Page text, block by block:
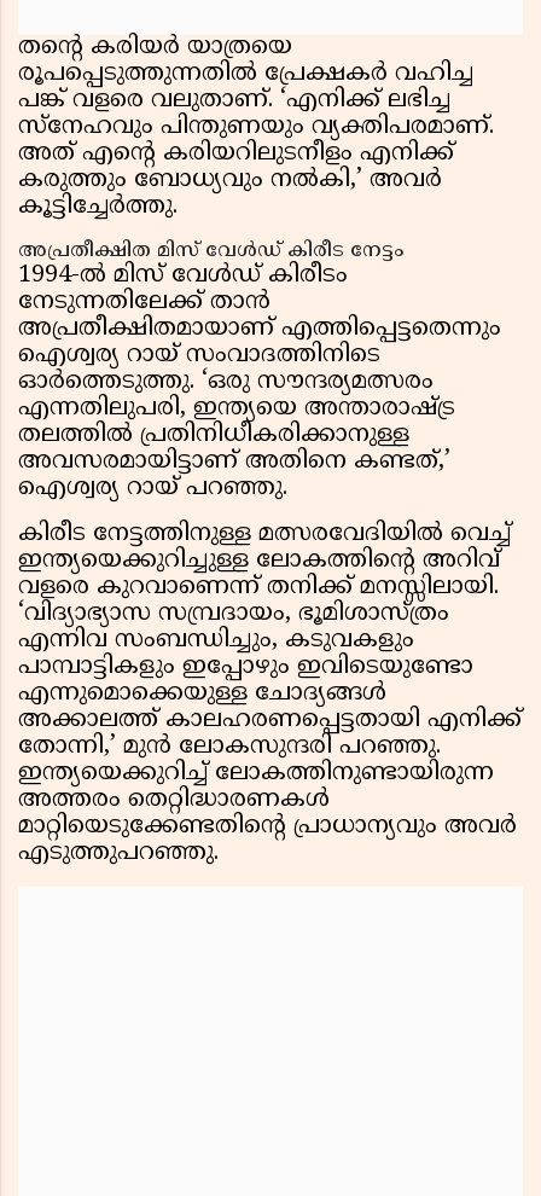
തൻ്റെ കരിയർ യാത്രയെ
രൂപപ്പെടുത്തുന്നതിൽ പ്രേക്ഷകർ വഹിച്ച
പങ്ക് വളരെ വലുതാണ്. ‘എനിക്ക് ലഭിച്ച
സ്നേഹവും പിന്തുണയും വ്യക്തിപരമാണ്.
അത് എൻ്റെ കരിയറിലുടനീളം എനിക്ക്
കരുത്തും ബോധ്യവും നൽകി,’ അവർ
കൂട്ടിച്ചേർത്തു.
അപ്രതീക്ഷിത മിസ് വേൾഡ് കിരീട നേട്ടം
1994-ൽ മിസ് വേൾഡ് കിരീടം
നേടുന്നതിലേക്ക് താൻ
അപ്രതീക്ഷിതമായാണ് എത്തിപ്പെട്ടതെന്നും
ഐശ്വര്യ റായ് സംവാദത്തിനിടെ
ഓർത്തെടുത്തു. ‘ഒരു സൗന്ദര്യമത്സരം
എന്നതിലുപരി, ഇന്ത്യയെ അന്താരാഷ്ട്ര
തലത്തിൽ പ്രതിനിധീകരിക്കാനുള്ള
അവസരമായിട്ടാണ് അതിനെ കണ്ടത്,’
ഐശ്വര്യ റായ് പറഞ്ഞു.
കിരീട നേട്ടത്തിനുള്ള മത്സരവേദിയിൽ വെച്ച്
ഇന്ത്യയെക്കുറിച്ചുള്ള ലോകത്തിൻ്റെ അറിവ്
വളരെ കുറവാണെന്ന് തനിക്ക് മനസ്സിലായി.
‘വിദ്യാഭ്യാസ സമ്പ്രദായം, ഭൂമിശാസ്ത്രം
എന്നിവ സംബന്ധിച്ചും, കടുവകളും
പാമ്പാട്ടികളും ഇപ്പോഴും ഇവിടെയുണ്ടോ
എന്നുമൊക്കെയുള്ള ചോദ്യങ്ങൾ
അക്കാലത്ത് കാലഹരണപ്പെട്ടതായി എനിക്ക്
തോന്നി,’ മുൻ ലോകസുന്ദരി പറഞ്ഞു.
ഇന്ത്യയെക്കുറിച്ച് ലോകത്തിനുണ്ടായിരുന്ന
അത്തരം തെറ്റിദ്ധാരണകൾ
മാറ്റിയെടുക്കേണ്ടതിൻ്റെ പ്രാധാന്യവും അവർ
എടുത്തുപറഞ്ഞു.